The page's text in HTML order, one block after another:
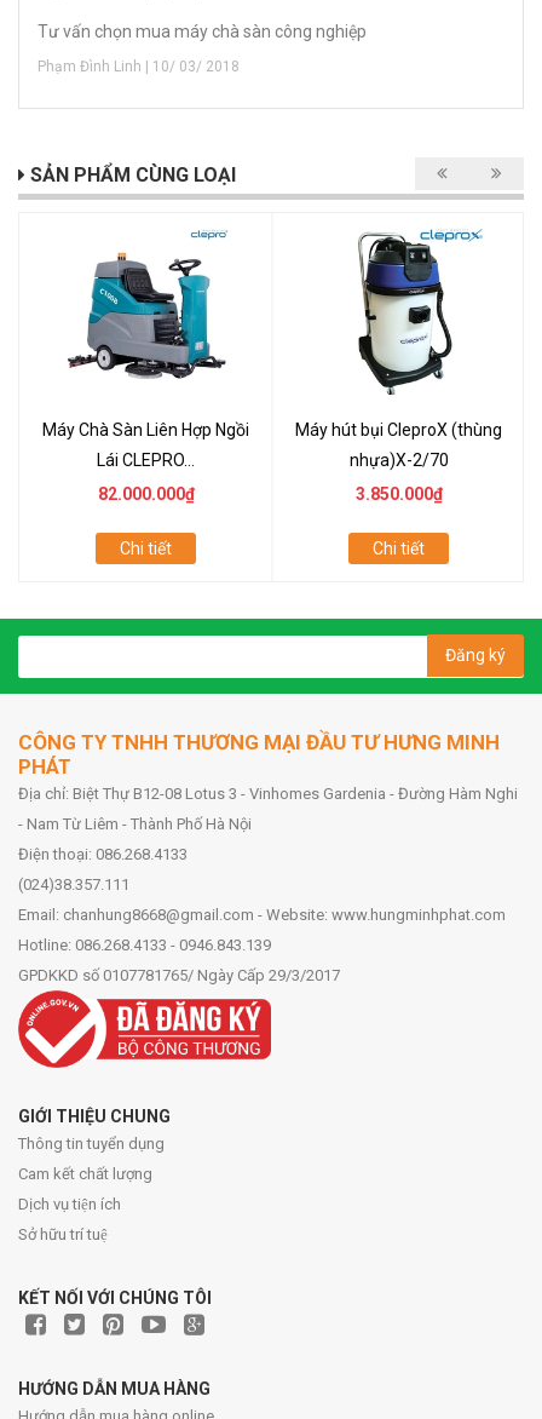
Tư vấn chọn mua máy chà sàn công nghiệp
Phạm Đình Linh | 10/ 03/ 2018
SẢN PHẨM CÙNG LOẠI
Máy Chà Sàn Liên Hợp Ngồi
Lái CLEPRO...
82.000.000₫
Chi tiết
Máy hút bụi CleproX (thùng
nhựa)X-2/70
3.850.000₫
Chi tiết
Đăng ký
CÔNG TY TNHH THƯƠNG MẠI ĐẦU TƯ HƯNG MINH
PHÁT
Địa chỉ: Biệt Thự B12-08 Lotus 3 - Vinhomes Gardenia - Đường Hàm Nghi
- Nam Từ Liêm - Thành Phố Hà Nội
Điện thoại: 086.268.4133
(024)38.357.111
Email: chanhung8668@gmail.com - Website: www.hungminhphat.com
Hotline: 086.268.4133 - 0946.843.139
GPDKKD số 0107781765/ Ngày Cấp 29/3/2017
GIỚI THIỆU CHUNG
Thông tin tuyển dụng
Cam kết chất lượng
Dịch vụ tiện ích
Sở hữu trí tuệ
KẾT NỐI VỚI CHÚNG TÔI
HƯỚNG DẪN MUA HÀNG